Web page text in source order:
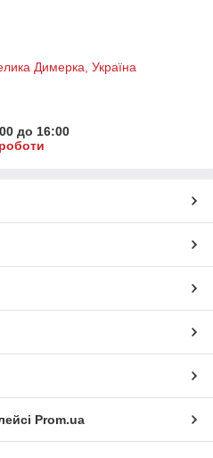
Димерка, Україна
до 16:00
Prom.ua